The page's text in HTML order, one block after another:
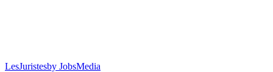
LesJuristesby JobsMedia